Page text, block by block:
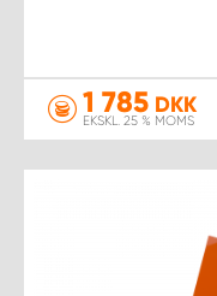
1 785 DKK
EKSKL. 25 % MOMS